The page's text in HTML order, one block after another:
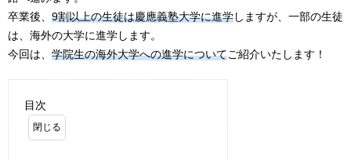
卒業後、 9割以上の生徒は慶應義塾大学に進学しますが、一部の生徒
は、海外の大学に進学します。
今回は、 学院生の海外大学への進学についてご紹介いたします！
目次